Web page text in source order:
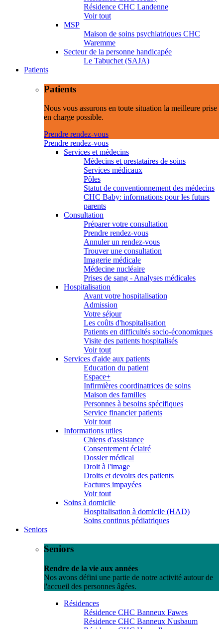
Résidence CHC Landenne
Voir tout
MSP
Maison de soins psychiatriques CHC
Waremme
Secteur de la personne handicapée
Le Tabuchet (SAJA)
Patients
Patients
Nous vous assurons en toute situation la meilleure prise
en charge possible.
Prendre rendez-vous
Prendre rendez-vous
Services et médecins
Médecins et prestataires de soins
Services médicaux
Pôles
Statut de conventionnement des médecins
CHC Baby: informations pour les futurs
parents
Consultation
Préparer votre consultation
Prendre rendez-vous
Annuler un rendez-vous
Trouver une consultation
Imagerie médicale
Médecine nucléaire
Prises de sang - Analyses médicales
Hospitalisation
Avant votre hospitalisation
Admission
Votre séjour
Les coûts d'hospitalisation
Patients en difficultés socio-économiques
Visite des patients hospitalisés
Voir tout
Services d'aide aux patients
Education du patient
Espace+
Infirmières coordinatrices de soins
Maison des familles
Personnes à besoins spécifiques
Service financier patients
Voir tout
Informations utiles
Chiens d'assistance
Consentement éclairé
Dossier médical
Droit à l'image
Droits et devoirs des patients
Factures impayées
Voir tout
Soins à domicile
Hospitalisation à domicile (HAD)
Soins continus pédiatriques
Seniors
Seniors
Rendre de la vie aux années
Nos avons défini une partie de notre activité autour de
l'accueil des personnes âgées.
Résidences
Résidence CHC Banneux Fawes
Résidence CHC Banneux Nusbaum